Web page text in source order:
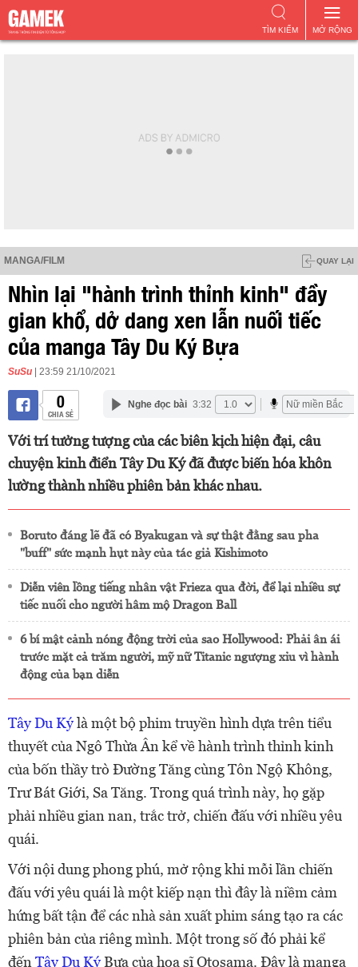
MỞ RỘNG
TÌM KIẾM
MANGA/FILM QUAY LẠI
Nhìn lại "hành trình thỉnh kinh" đầy
gian khổ, dở dang xen lẫn nuối tiếc
của manga Tây Du Ký Bựa
SuSu | 23:59 21/10/2021
0
CHIA SẺ
Nghe đọc bài 3:32
Với trí tưởng tượng của các biên kịch hiện đại, câu
chuyện kinh điển Tây Du Ký đã được biến hóa khôn
lường thành nhiều phiên bản khác nhau.
Boruto đáng lẽ đã có Byakugan và sự thật đằng sau pha
"buff" sức mạnh hụt này của tác giả Kishimoto
Diễn viên lồng tiếng nhân vật Frieza qua đời, để lại nhiều sự
tiếc nuối cho người hâm mộ Dragon Ball
6 bí mật cảnh nóng động trời của sao Hollywood: Phải ân ái
trước mặt cả trăm người, mỹ nữ Titanic ngượng xỉu vì hành
động của bạn diễn
Tây Du Kýlà một bộ phim truyền hình dựa trên tiểu
thuyết của Ngô Thừa Ân kể về hành trình thỉnh kinh
của bốn thầy trò Đường Tăng cùng Tôn Ngộ Không,
Trư Bát Giới, Sa Tăng. Trong quá trình này, họ gặp
phải nhiều gian nan, trắc trở, chiến đấu với nhiều yêu
quái.
Với nội dung phong phú, mở rộng khi mỗi lần chiến
đấu với yêu quái là một kiếp nạn thì đây là niềm cảm
hứng bất tận để các nhà sản xuất phim sáng tạo ra các
phiên bản của riêng mình. Một trong số đó phải kể
đến Tây Du KýBựa của họa sĩ Otosama. Đây là manga